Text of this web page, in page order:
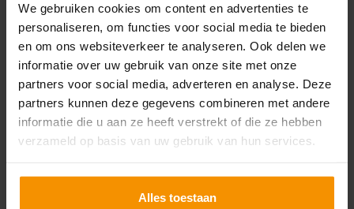
We gebruiken cookies om content en advertenties te
personaliseren, om functies voor social media te bieden
en om ons websiteverkeer te analyseren. Ook delen we
informatie over uw gebruik van onze site met onze
partners voor social media, adverteren en analyse. Deze
partners kunnen deze gegevens combineren met andere
informatie die u aan ze heeft verstrekt of die ze hebben
verzameld op basis van uw gebruik van hun services.
Alles toestaan
beroep doen op tal van financiële steunmaatregelen.
In het perspectief van de corona-ontwikkelingen gaat
Nederland open en kunnen ondernemers weer aan
de slag. Daarom stopt het kabinet per het tweede
kwartaal (per 1 april 2022) met het
coronasteunpakket.
Lees verder